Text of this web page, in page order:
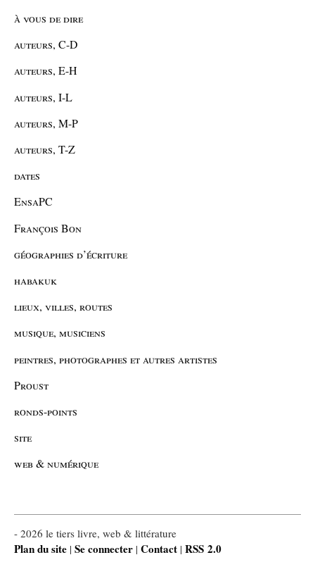
à vous de dire
auteurs, C-D
auteurs, E-H
auteurs, I-L
auteurs, M-P
auteurs, T-Z
dates
EnsaPC
François Bon
géographies d’écriture
habakuk
lieux, villes, routes
musique, musiciens
peintres, photographes et autres artistes
Proust
ronds-points
site
web & numérique
- 2026 le tiers livre, web & littérature
Plan du site | Se connecter | Contact | RSS 2.0